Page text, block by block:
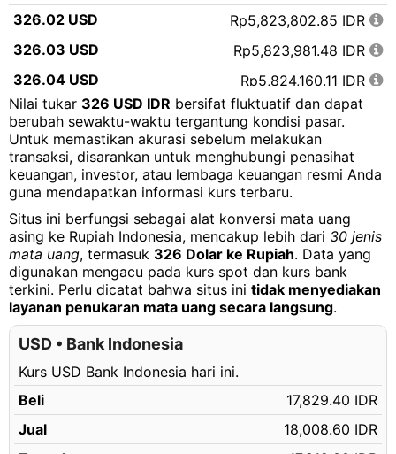
326.02 USD
Rp5,823,802.85 IDR
326.03 USD
Rp5,823,981.48 IDR
326.04 USD
Rp5,824,160.11 IDR
326.05 USD
Rp5,824,338.75 IDR
326.06 USD
Rp5,824,517.38 IDR
326.07 USD
Rp5,824,696.01 IDR
326.08 USD
Rp5,824,874.65 IDR
326.09 USD
Rp5,825,053.28 IDR
326.10 USD
Rp5,825,231.91 IDR
326.11 USD
Rp5,825,410.55 IDR
326.12 USD
Rp5,825,589.18 IDR
326.13 USD
326.14 USD
Rp5,825,946.45 IDR
326.15 USD
Rp5,826,125.08 IDR
326.16 USD
Rp5,826,303.71 IDR
Nilai tukar 326 USD IDR bersifat fluktuatif dan dapat
berubah sewaktu-waktu tergantung kondisi pasar.
Untuk memastikan akurasi sebelum melakukan
transaksi, disarankan untuk menghubungi penasihat
keuangan, investor, atau lembaga keuangan resmi Anda
guna mendapatkan informasi kurs terbaru.
Situs ini berfungsi sebagai alat konversi mata uang
asing ke Rupiah Indonesia, mencakup lebih dari 30 jenis
mata uang, termasuk 326 Dolar ke Rupiah. Data yang
digunakan mengacu pada kurs spot dan kurs bank
terkini. Perlu dicatat bahwa situs ini tidak menyediakan
layanan penukaran mata uang secara langsung.
USD • Bank Indonesia
Kurs USD Bank Indonesia hari ini.
Beli
17,829.40 IDR
Jual
18,008.60 IDR